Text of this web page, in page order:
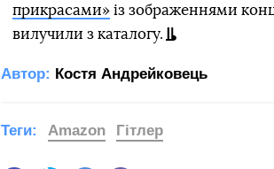
прикрасами»із зображеннями
вилучили з каталогу.
Автор: Костя Андрейковець
Теги: Amazon Гітлер